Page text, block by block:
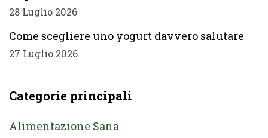
28 Luglio 2026
Come scegliere uno yogurt davvero salutare
27 Luglio 2026
Categorie principali
Alimentazione Sana